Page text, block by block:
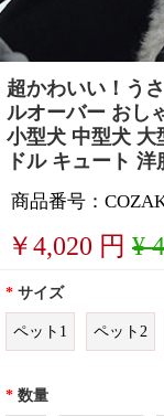
超かわいい！う
ルオーバー おし
小型犬 中型犬 大
ドル キュート 洋
商品番号：
￥4,020 円 ¥
* サイズ
ペット1 ペット2
* 数量